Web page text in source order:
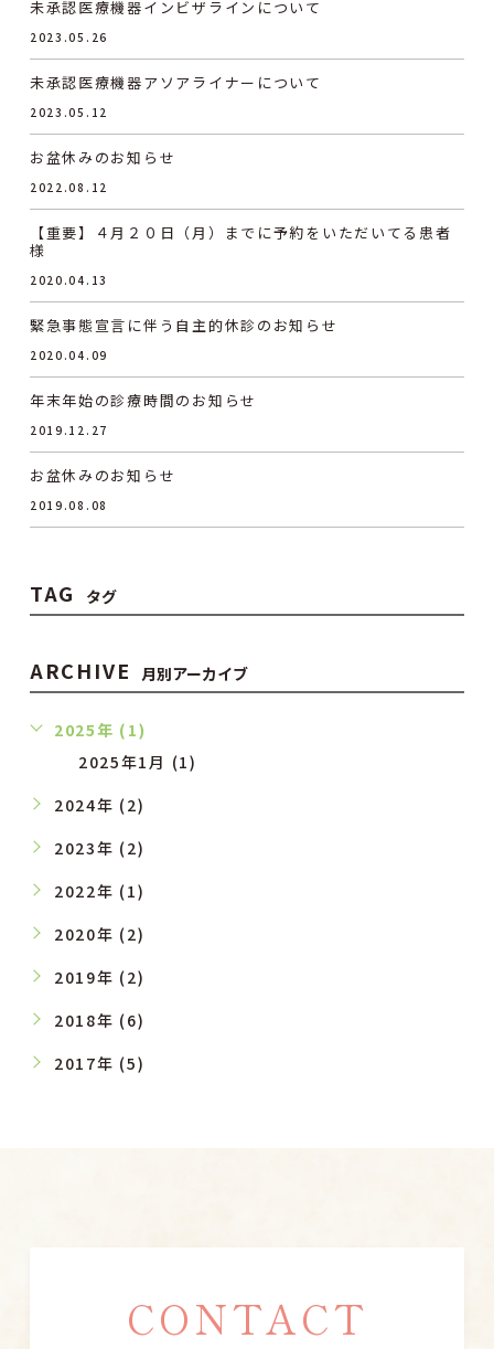
未承認医療機器インビザラインについて
2023.05.26
未承認医療機器アソアライナーについて
2023.05.12
お盆休みのお知らせ
2022.08.12
【重要】４月２０日（月）までに予約をいただいてる患者
様
2020.04.13
緊急事態宣言に伴う自主的休診のお知らせ
2020.04.09
年末年始の診療時間のお知らせ
2019.12.27
お盆休みのお知らせ
2019.08.08
TAG タグ
ARCHIVE 月別アーカイブ
2025年 (1)
2025年1月 (1)
2024年 (2)
2023年 (2)
2022年 (1)
2020年 (2)
2019年 (2)
2018年 (6)
2017年 (5)
CONTACT